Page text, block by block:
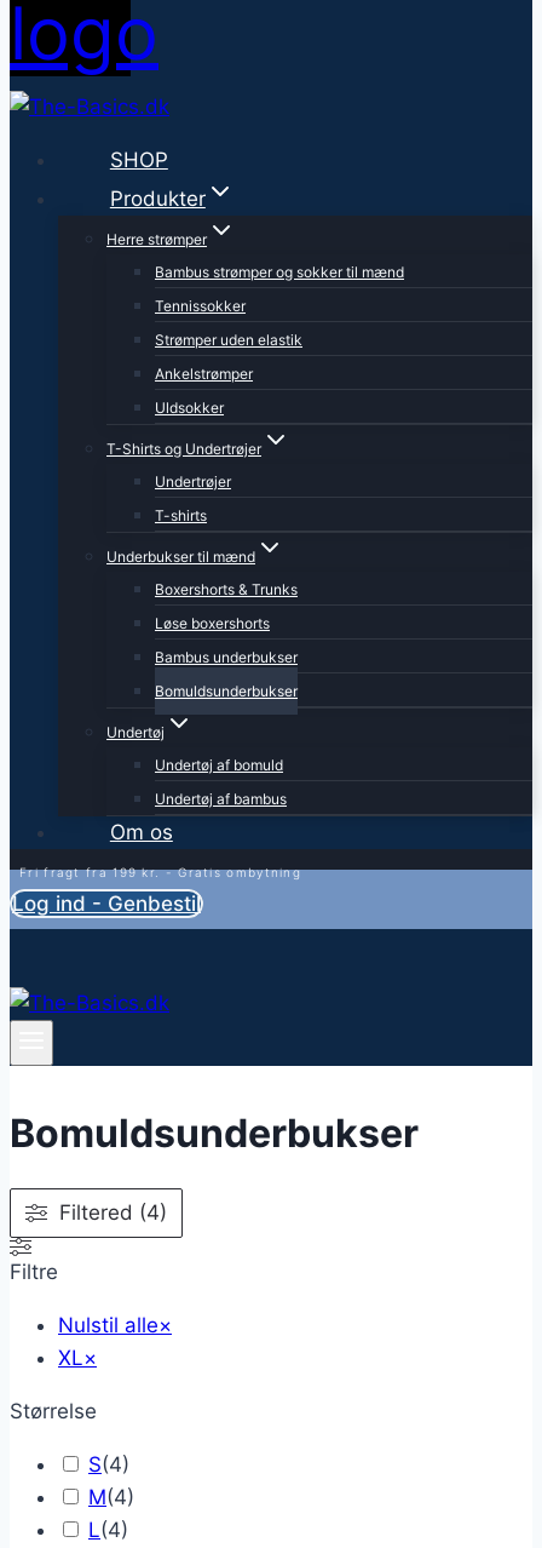
SHOP
Produkter
Herre strømper
Bambus strømper og sokker til mænd
Tennissokker
Strømper uden elastik
Ankelstrømper
Uldsokker
T-Shirts og Undertrøjer
Undertrøjer
T-shirts
Underbukser til mænd
Boxershorts & Trunks
Løse boxershorts
Bambus underbukser
Bomuldsunderbukser
Undertøj
Undertøj af bomuld
Undertøj af bambus
Om os
Fri fragt fra 199 kr. - Gratis ombytning
Log ind - Genbestil
Bomuldsunderbukser
Filtered (4)
Filtre
Nulstil alle×
XL×
Størrelse
S(4)
M(4)
L(4)